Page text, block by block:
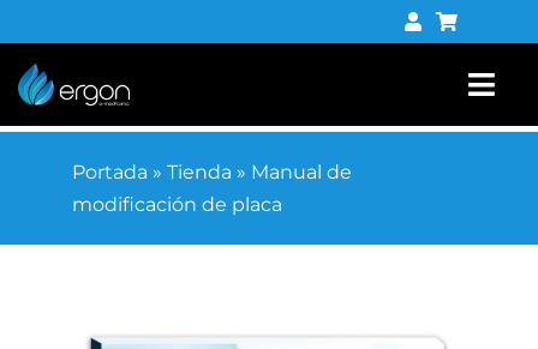
al
contenido
Libros
Portada » Tienda » Manual de
modificación de placa